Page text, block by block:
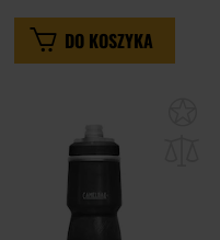
DO KOSZYKA